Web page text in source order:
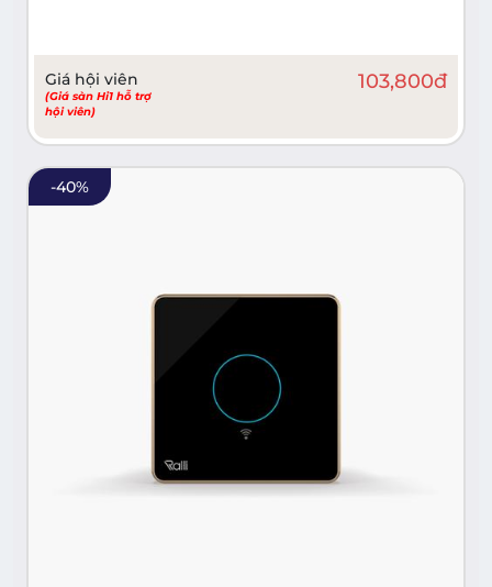
Giá hội viên
(Giá sàn Hi1 hỗ trợ
hội viên)
103,800đ
-40%